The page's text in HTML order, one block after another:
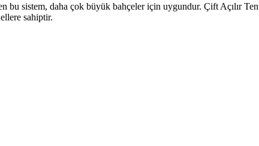
bu sistem, daha çok büyük bahçeler için uygundur. Çift Açılır
sahiptir.